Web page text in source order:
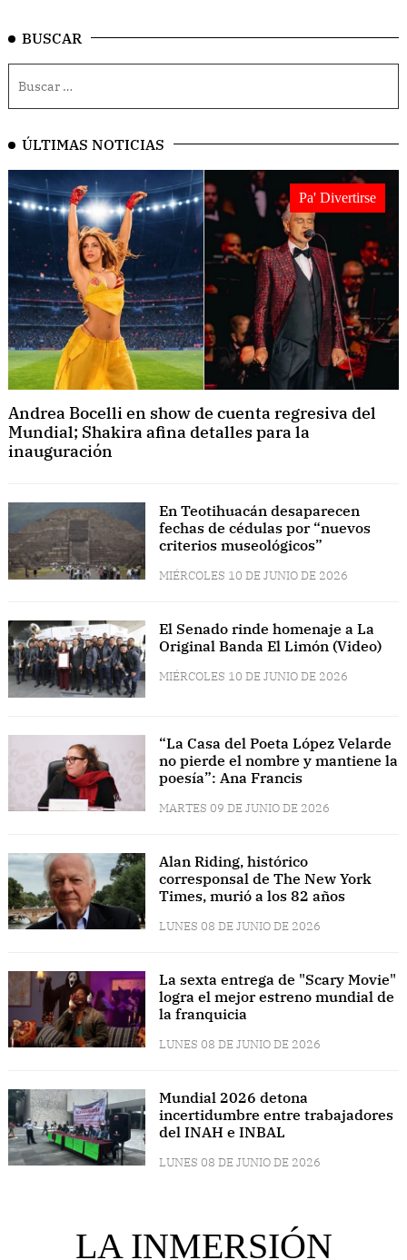
BUSCAR
ÚLTIMAS NOTICIAS
Pa' Divertirse
Andrea Bocelli en show de cuenta regresiva del
Mundial; Shakira afina detalles para la
inauguración
En Teotihuacán desaparecen
fechas de cédulas por “nuevos
criterios museológicos”
MIÉRCOLES 10 DE JUNIO DE 2026
El Senado rinde homenaje a La
Original Banda El Limón (Video)
MIÉRCOLES 10 DE JUNIO DE 2026
“La Casa del Poeta López Velarde
no pierde el nombre y mantiene la
poesía”: Ana Francis
MARTES 09 DE JUNIO DE 2026
Alan Riding, histórico
corresponsal de The New York
Times, murió a los 82 años
LUNES 08 DE JUNIO DE 2026
La sexta entrega de "Scary Movie"
logra el mejor estreno mundial de
la franquicia
LUNES 08 DE JUNIO DE 2026
Mundial 2026 detona
incertidumbre entre trabajadores
del INAH e INBAL
LUNES 08 DE JUNIO DE 2026
LA INMERSIÓN